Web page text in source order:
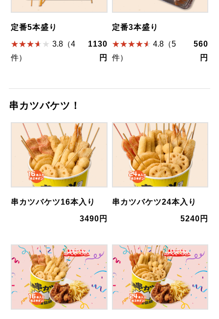
定番5本盛り
3.8（4
件）
1130
円
定番3本盛り
4.8（5
件）
560
円
串カツバケツ！
串カツバケツ16本入り
3490円
串カツバケツ24本入り
5240円